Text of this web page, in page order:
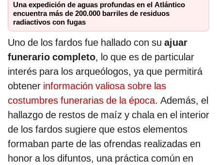
Una expedición de aguas profundas en el Atlántico
encuentra más de 200.000 barriles de residuos
radiactivos con fugas
Uno de los fardos fue hallado con su ajuar
funerario completo, lo que es de particular
interés para los arqueólogos, ya que permitirá
obtener información valiosa sobre las
costumbres funerarias de la época. Además, el
hallazgo de restos de maíz y chala en el interior
de los fardos sugiere que estos elementos
formaban parte de las ofrendas realizadas en
honor a los difuntos, una práctica común en